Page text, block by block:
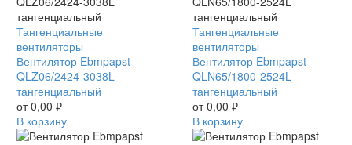
Вентилятор
Ebmpapst
QLZ06/2424-
3038L
тангенциальный
Тангенциальные
вентиляторы
Вентилятор Ebmpapst
QLZ06/2424-3038L
тангенциальный
от0,00 ₽
В корзину
Вентилятор
Ebmpapst
QLN65/1800-
2524L
тангенциальный
Тангенциальные
вентиляторы
Вентилятор Ebmpapst
QLN65/1800-2524L
тангенциальный
от0,00 ₽
В корзину